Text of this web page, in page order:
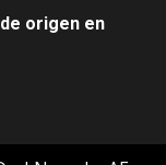
origen en